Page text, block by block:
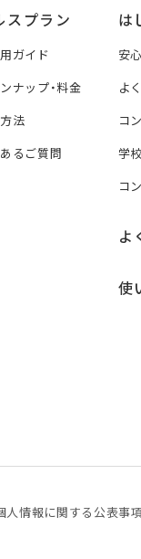
スプラン
ガイド
ナップ・料金
法
るご質問
は
安
よ
コ
学
コ
よ
使
⼈情報に関する公表事項